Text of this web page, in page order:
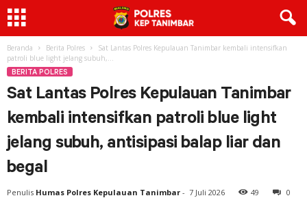
Beranda Berita Polres
Sat Lantas Polres Kepulauan Tanimbar kembali intensifkan
patroli blue light jelang subuh,...
BERITA POLRES
Sat Lantas Polres Kepulauan Tanimbar
kembali intensifkan patroli blue light
jelang subuh, antisipasi balap liar dan
begal
Penulis Humas Polres Kepulauan Tanimbar - 7 Juli 2026 49 0